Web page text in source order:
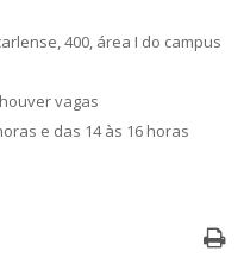
400, área I do campus
vagas
e das 14 às 16 horas